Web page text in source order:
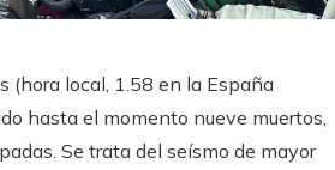
(hora local, 1.58 en la España
hasta el momento nueve muertos,
Se trata del seísmo de mayor